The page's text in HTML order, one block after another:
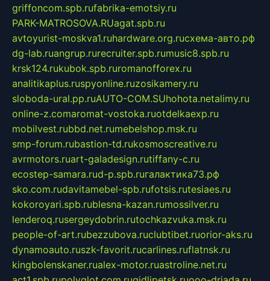
griffoncom.spb.rufabrika-emotsiy.ru
PARK-MATROSOVA.RUagat.spb.ru
avtoyurist-moskva1.ruhardware.org.ruсхема-авто.рф
dg-lab.ruangrup.rurecruiter.spb.rumusic8.spb.ru
krsk124.rukubok.spb.ruromanofforex.ru
analitikaplus.ruspyonline.ruzosikamery.ru
sloboda-ural.pp.ruAUTO-COM.SUhohota.netalimy.ru
online-z.comaromat-vostoka.ruotdelkaexp.ru
mobilvest.rubbd.net.rumebelshop.msk.ru
smp-forum.rubastion-td.rukosmoscreative.ru
avrmotors.ruart-galadesign.rutiffany-c.ru
ecostep-samara.rud-p.spb.ruгалактика73.рф
sko.com.rudavitamebel-spb.rufotsis.rutesiaes.ru
kokoroyari.spb.rublesna-kazan.rumossilver.ru
lenderoq.rusergeydobrin.rutochkazvuka.msk.ru
people-of-art.rubezzubova.ruclubtibet.ruorior-aks.ru
dynamoauto.ruszk-favorit.rucarlines.ruflatnsk.ru
kingbolenskaner.rualex-motor.ruastroline.net.ru